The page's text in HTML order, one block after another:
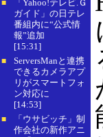
■
「Yahoo!テレビ.Ｇ
ガイド」の日テレ
番組内に“公式情
報”追加
[15:31]
■
ServersManと連携
できるカメラアプ
リがスマートフォ
ン対応に
[14:53]
■
「ウサビッチ」制
作会社の新作アニ